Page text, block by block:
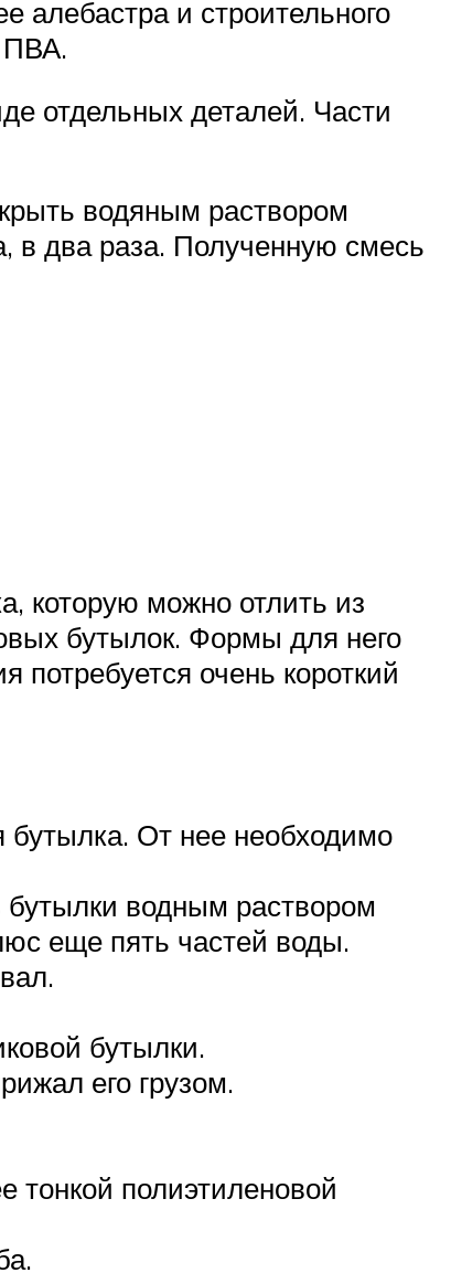
алебастра и строительного
ПВА.
отдельных деталей. Части
водяным раствором
два раза. Полученную смесь
которую можно отлить из
бутылок. Формы для него
потребуется очень короткий
От нее необходимо
водным раствором
еще пять частей воды.
бутылки.
его грузом.
полиэтиленовой